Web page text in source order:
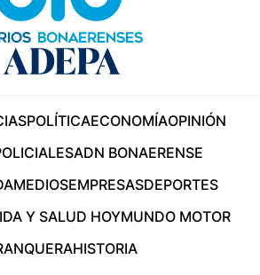
POLÍTICAECONOMÍAOPINIÓN
ADN BONAERENSE
MEDIOSEMPRESASDEPORTES
Y SALUD HOYMUNDO MOTOR
HISTORIA